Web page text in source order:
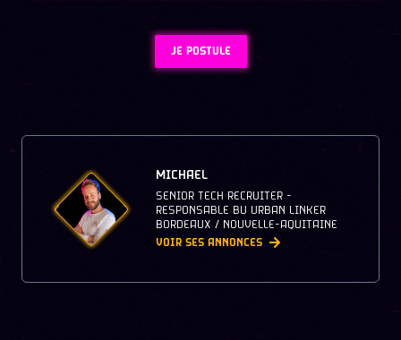
JE POSTULE
MICHAEL
SENIOR TECH RECRUITER -
RESPONSABLE BU URBAN LINKER
BORDEAUX / NOUVELLE-AQUITAINE
VOIR SES ANNONCES